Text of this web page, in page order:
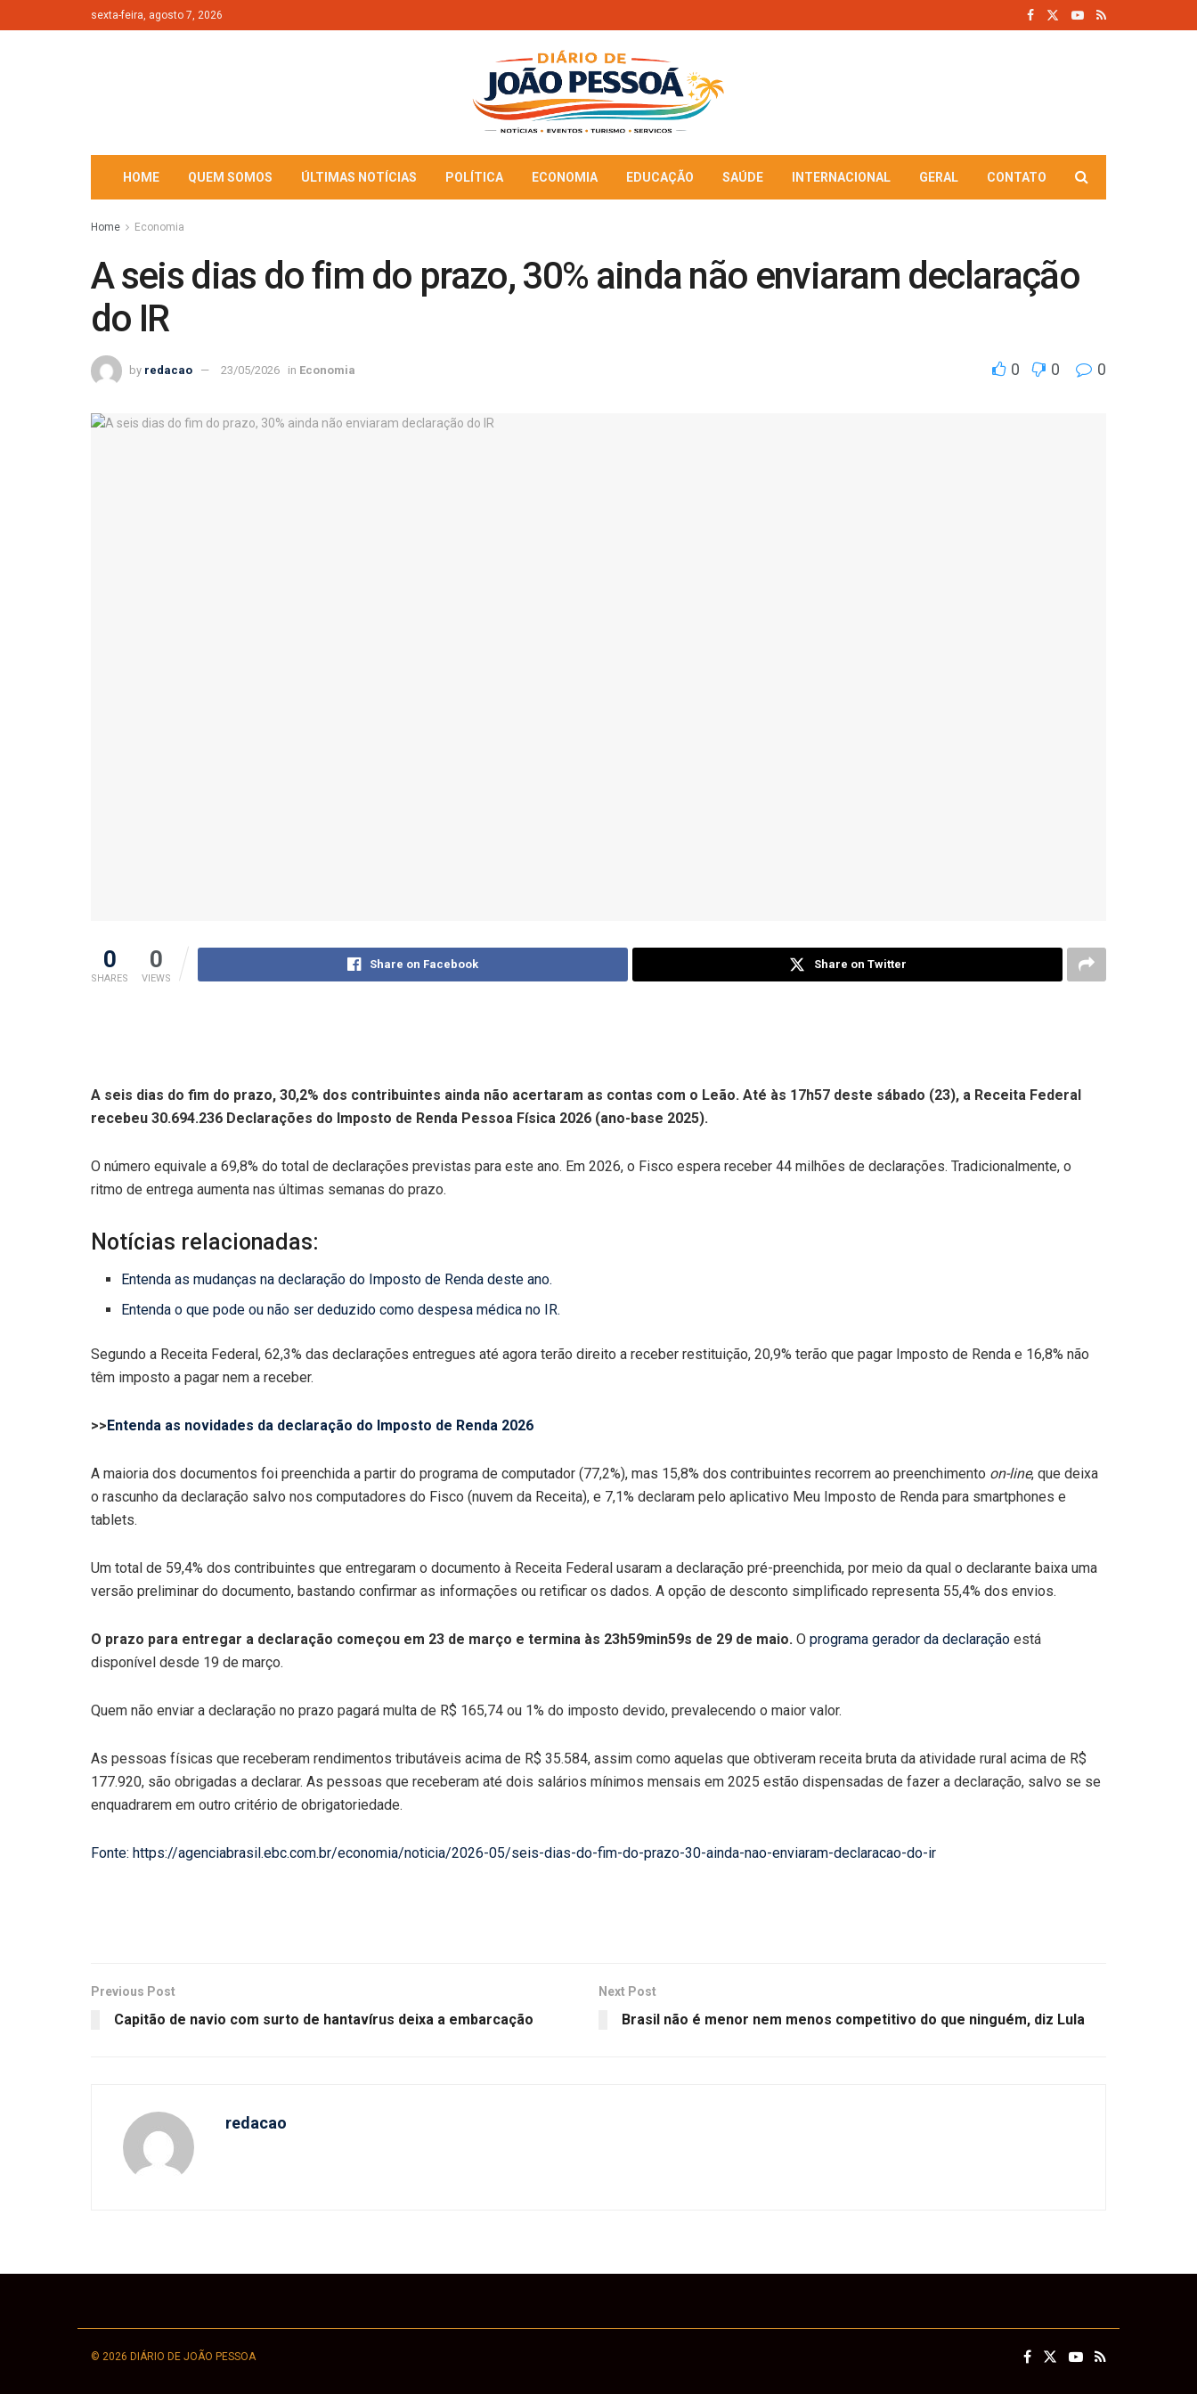
sexta-feira, agosto 7, 2026
HOME QUEM SOMOS ÚLTIMAS NOTÍCIAS POLÍTICA ECONOMIA EDUCAÇÃO SAÚDE INTERNACIONAL GERAL CONTATO
Home Economia
A seis dias do fim do prazo, 30% ainda não enviaram declaração
do IR
by redacao 23/05/2026 in Economia 0 0 0
0
SHARES
0
VIEWS
Share on Facebook Share on Twitter
A seis dias do fim do prazo, 30,2% dos contribuintes ainda não acertaram as contas com o Leão. Até às 17h57 deste sábado (23), a Receita Federal
recebeu 30.694.236 Declarações do Imposto de Renda Pessoa Física 2026 (ano-base 2025).
O número equivale a 69,8% do total de declarações previstas para este ano. Em 2026, o Fisco espera receber 44 milhões de declarações. Tradicionalmente, o
ritmo de entrega aumenta nas últimas semanas do prazo.
Notícias relacionadas:
Entenda as mudanças na declaração do Imposto de Renda deste ano.
Entenda o que pode ou não ser deduzido como despesa médica no IR.
Segundo a Receita Federal, 62,3% das declarações entregues até agora terão direito a receber restituição, 20,9% terão que pagar Imposto de Renda e 16,8% não
têm imposto a pagar nem a receber.
>> Entenda as novidades da declaração do Imposto de Renda 2026
A maioria dos documentos foi preenchida a partir do programa de computador (77,2%), mas 15,8% dos contribuintes recorrem ao preenchimento on-line, que deixa
o rascunho da declaração salvo nos computadores do Fisco (nuvem da Receita), e 7,1% declaram pelo aplicativo Meu Imposto de Renda para smartphones e
tablets.
Um total de 59,4% dos contribuintes que entregaram o documento à Receita Federal usaram a declaração pré-preenchida, por meio da qual o declarante baixa uma
versão preliminar do documento, bastando confirmar as informações ou retificar os dados. A opção de desconto simplificado representa 55,4% dos envios.
O prazo para entregar a declaração começou em 23 de março e termina às 23h59min59s de 29 de maio. O programa gerador da declaração está
disponível desde 19 de março.
Quem não enviar a declaração no prazo pagará multa de R$ 165,74 ou 1% do imposto devido, prevalecendo o maior valor.
As pessoas físicas que receberam rendimentos tributáveis acima de R$ 35.584, assim como aquelas que obtiveram receita bruta da atividade rural acima de R$
177.920, são obrigadas a declarar. As pessoas que receberam até dois salários mínimos mensais em 2025 estão dispensadas de fazer a declaração, salvo se se
enquadrarem em outro critério de obrigatoriedade.
Fonte: https://agenciabrasil.ebc.com.br/economia/noticia/2026-05/seis-dias-do-fim-do-prazo-30-ainda-nao-enviaram-declaracao-do-ir
Previous Post
Capitão de navio com surto de hantavírus deixa a embarcação
Next Post
Brasil não é menor nem menos competitivo do que ninguém, diz Lula
redacao
© 2026 DIÁRIO DE JOÃO PESSOA